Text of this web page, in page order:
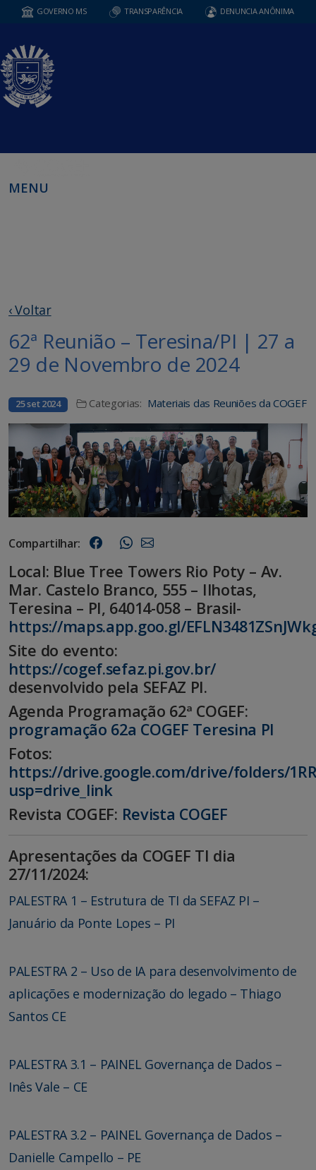
GOVERNO MS TRANSPARÊNCIA DENUNCIA ANÔNIMA
MENU
‹ Voltar
62ª Reunião – Teresina/PI | 27 a
29 de Novembro de 2024
25 set 2024 Categorias: Materiais das Reuniões da COGEF
Compartilhar:
Local: Blue Tree Towers Rio Poty – Av.
Mar. Castelo Branco, 555 – Ilhotas,
Teresina – PI, 64014-058 – Brasil-
https://maps.app.goo.gl/
Site do evento:
https://cogef.sefaz.pi.gov.br/
desenvolvido pela SEFAZ PI.
Agenda Programação 62ª COGEF:
programação 62a COGEF Teresina PI
Fotos:
https://drive.google.com/drive/folders/
usp=drive_link
Revista COGEF: Revista COGEF
Apresentações da COGEF TI dia
27/11/2024:
PALESTRA 1 – Estrutura de TI da SEFAZ PI –
Januário da Ponte Lopes – PI
PALESTRA 2 – Uso de IA para desenvolvimento de
aplicações e modernização do legado – Thiago
Santos CE
PALESTRA 3.1 – PAINEL Governança de Dados –
Inês Vale – CE
PALESTRA 3.2 – PAINEL Governança de Dados –
Danielle Campello – PE